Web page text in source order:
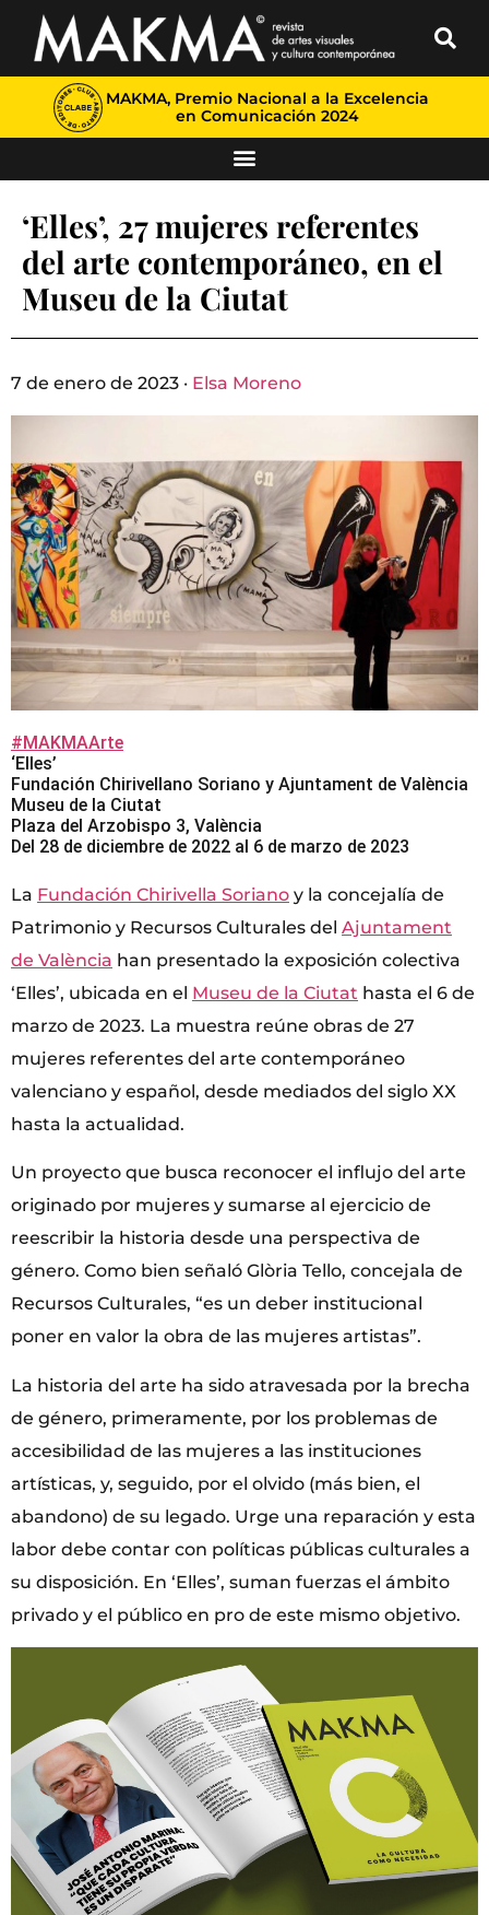
MAKMA, Premio Nacional a la Excelencia
en Comunicación 2024
‘Elles’, 27 mujeres referentes
del arte contemporáneo, en el
Museu de la Ciutat
7 de enero de 2023 · Elsa Moreno
#MAKMAArte
‘Elles’
Fundación Chirivellano Soriano y Ajuntament de València
Museu de la Ciutat
Plaza del Arzobispo 3, València
Del 28 de diciembre de 2022 al 6 de marzo de 2023
La Fundación Chirivella Soriano y la concejalía de
Patrimonio y Recursos Culturales del Ajuntament
de València han presentado la exposición colectiva
‘Elles’, ubicada en el Museu de la Ciutat hasta el 6 de
marzo de 2023. La muestra reúne obras de 27
mujeres referentes del arte contemporáneo
valenciano y español, desde mediados del siglo XX
hasta la actualidad.
Un proyecto que busca reconocer el influjo del arte
originado por mujeres y sumarse al ejercicio de
reescribir la historia desde una perspectiva de
género. Como bien señaló Glòria Tello, concejala de
Recursos Culturales, “es un deber institucional
poner en valor la obra de las mujeres artistas”.
La historia del arte ha sido atravesada por la brecha
de género, primeramente, por los problemas de
accesibilidad de las mujeres a las instituciones
artísticas, y, seguido, por el olvido (más bien, el
abandono) de su legado. Urge una reparación y esta
labor debe contar con políticas públicas culturales a
su disposición. En ‘Elles’, suman fuerzas el ámbito
privado y el público en pro de este mismo objetivo.